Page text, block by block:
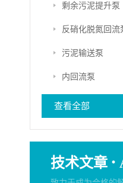
剩余污泥提升泵
反硝化脱氮回流
污泥输送泵
内回流泵
查看全部
技术文章 ·